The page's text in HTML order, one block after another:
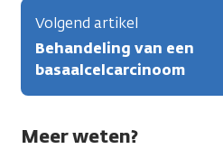
Volgend artikel
Behandeling van een
basaalcelcarcinoom
Meer weten?